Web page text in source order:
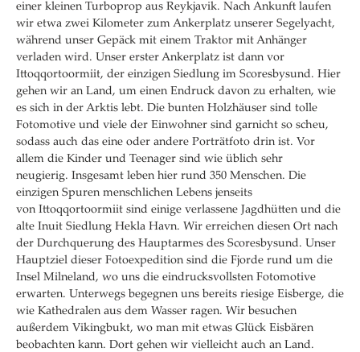
einer kleinen Turboprop aus Reykjavik. Nach Ankunft laufen
wir etwa zwei Kilometer zum Ankerplatz unserer Segelyacht,
während unser Gepäck mit einem Traktor mit Anhänger
verladen wird. Unser erster Ankerplatz ist dann vor
Ittoqqortoormiit, der einzigen Siedlung im Scoresbysund. Hier
gehen wir an Land, um einen Endruck davon zu erhalten, wie
es sich in der Arktis lebt. Die bunten Holzhäuser sind tolle
Fotomotive und viele der Einwohner sind garnicht so scheu,
sodass auch das eine oder andere Porträtfoto drin ist. Vor
allem die Kinder und Teenager sind wie üblich sehr
neugierig. Insgesamt leben hier rund 350 Menschen. Die
einzigen Spuren menschlichen Lebens jenseits
von Ittoqqortoormiit sind einige verlassene Jagdhütten und die
alte Inuit Siedlung Hekla Havn. Wir erreichen diesen Ort nach
der Durchquerung des Hauptarmes des Scoresbysund. Unser
Hauptziel dieser Fotoexpedition sind die Fjorde rund um die
Insel Milneland, wo uns die eindrucksvollsten Fotomotive
erwarten. Unterwegs begegnen uns bereits riesige Eisberge, die
wie Kathedralen aus dem Wasser ragen. Wir besuchen
außerdem Vikingbukt, wo man mit etwas Glück Eisbären
beobachten kann. Dort gehen wir vielleicht auch an Land.